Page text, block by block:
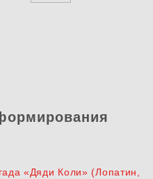
«Дяди Коли» (Лопатин,